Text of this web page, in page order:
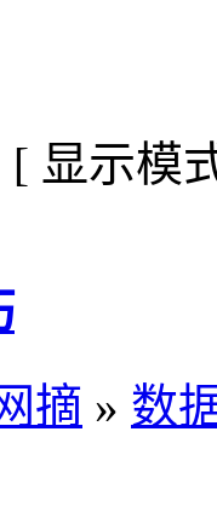
[ 显示模
摘 » 数